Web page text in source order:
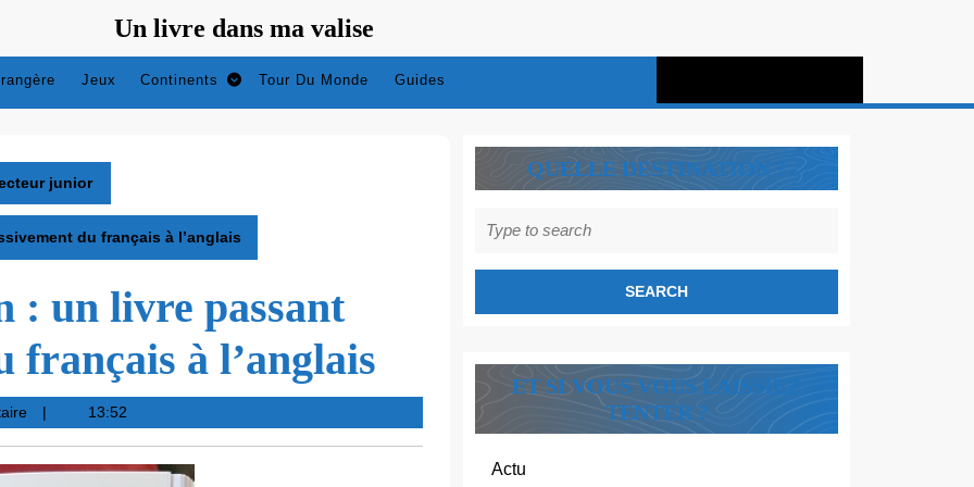
Un livre dans ma valise
Jeux Continents Tour Du Monde Guides
junior
du français à l’anglais
: un livre passant
français à l’anglais
13:52
QUELLE DESTINATION ?
for:
ET SI VOUS VOUS LAISSIEZ
TENTER ?
Actu